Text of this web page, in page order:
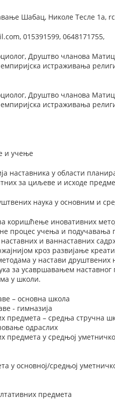
Шабац, Николе Тесле 1а,
015391599, 0648171755,
Друштво чланова
истраживања
Друштво чланова
истраживања
и учење
наставника у области
за циљеве и исходе
наука у основним и
коришћење иновативних
процес учења и
и ваннаставних
кроз развијање
у настави
за усавршавањем
у школи.
– основна школа
- гимназија
предмета – средња стручна
одраслих
предмета у средњој
у основној/средњој
предмета